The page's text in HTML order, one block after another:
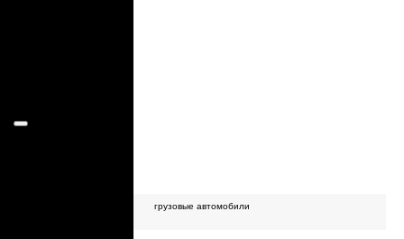
грузовые автомобили